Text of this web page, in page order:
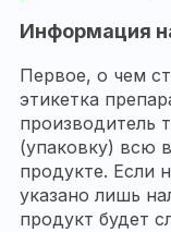
Информация
Первое, о чем
этикетка
производитель
(упаковку) всю
продукте. Если
указано лишь
продукт будет